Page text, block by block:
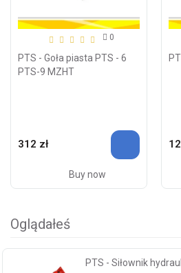
0
PTS - Goła piasta PTS - 6
PTS-9 MZHT
312 zł
Buy now
Oglądałeś
PTS - Siłownik